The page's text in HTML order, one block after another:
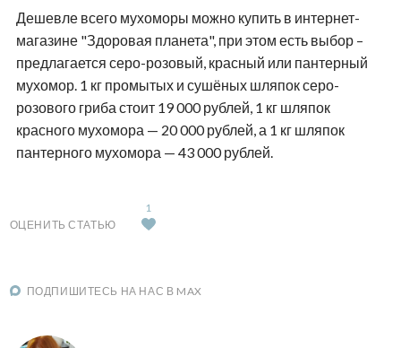
Дешевле всего мухоморы можно купить в интернет-
магазине "Здоровая планета", при этом есть выбор –
предлагается серо-розовый, красный или пантерный
мухомор. 1 кг промытых и сушёных шляпок серо-
розового гриба стоит 19 000 рублей, 1 кг шляпок
красного мухомора — 20 000 рублей, а 1 кг шляпок
пантерного мухомора — 43 000 рублей.
ОЦЕНИТЬ СТАТЬЮ
1
ПОДПИШИТЕСЬ НА НАС В MAX